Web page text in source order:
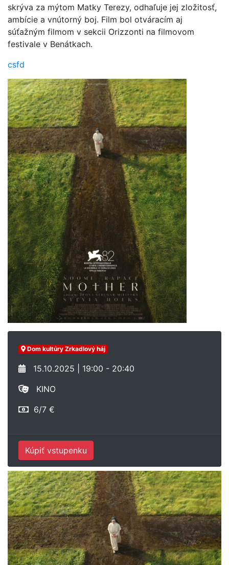
skrýva za mýtom Matky Terezy, odhaľuje jej zložitosť,
ambície a vnútorný boj. Film bol otváracím aj
súťažným filmom v sekcii Orizzonti na filmovom
festivale v Benátkach.
csfd
Dom kultúry Zrkadlový háj
15.10.2025 | 19:00 - 20:40
KINO
6/7 €
Kúpiť vstupenku